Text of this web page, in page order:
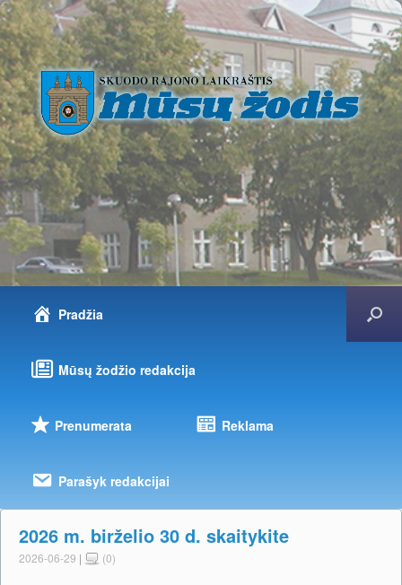
Pradžia
Mūsų žodžio redakcija
Prenumerata Reklama
Parašyk redakcijai
2026 m. birželio 30 d. skaitykite
2026-06-29 | (0)